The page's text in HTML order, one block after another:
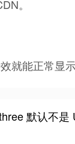
。
就能正常显示
默认不是